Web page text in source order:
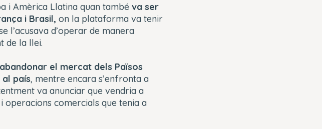
i Amèrica Llatina quan també va ser
i Brasil, on la plataforma va tenir
l’acusava d’operar de manera
de la llei.
el mercat dels Països
país, mentre encara s’enfronta a
va anunciar que vendria a
operacions comercials que tenia a